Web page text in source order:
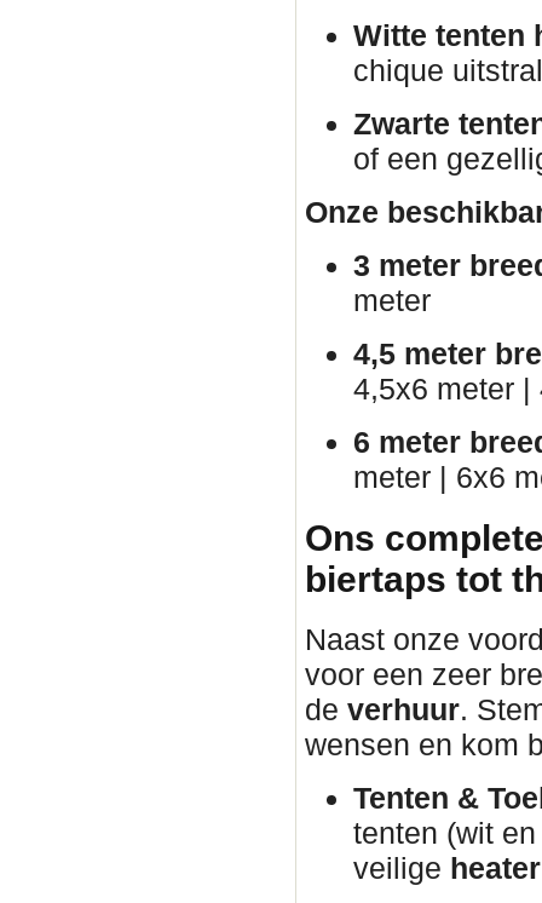
Witte tenten
chique
Zwarte
of een
Onze
3 meter
meter
4,5 meter
4,5x6 meter |
6 meter
meter | 6x6
Ons
biertaps tot
Naast onze
voor een zeer
de verhuur.
wensen en kom
Tenten &
tenten (wit
veilige